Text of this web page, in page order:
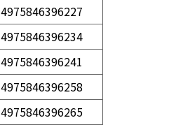
4975846396227
4975846396234
4975846396241
4975846396258
4975846396265